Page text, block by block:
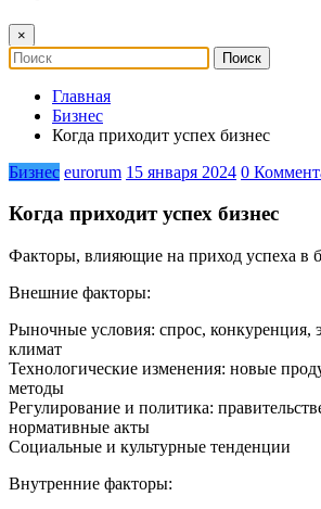
×
Главная
Бизнес
Когда приходит успех бизнес
Бизнес eurorum 15 января 2024 0
Когда приходит успех бизнес
Факторы, влияющие на приход успеха в
Внешние факторы:
Рыночные условия: спрос, конкуренция,
климат
Технологические изменения: новые
методы
Регулирование и политика:
нормативные акты
Социальные и культурные тенденции
Внутренние факторы: